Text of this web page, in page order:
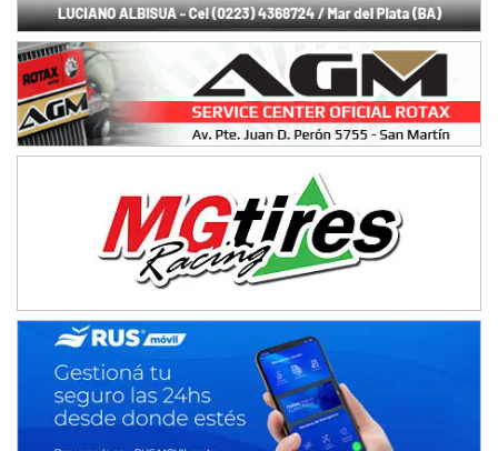
KDO - F6
Ciudad de Trenque Lauquen (Asfalto)
Trenque Lauquen (Buenos Aires)
ENTRERRIANO - F6 (POSTERGADA)
Parque de la Velocidad (Asfalto)
Villaguay (Entre Ríos)
El Cerro (Tierra)
Victoria (Entre Ríos)
PATAGONICO - F6
Moto Club Reginense (Tierra)
CSK - F7
Juventud Unida (Tierra)
Humboldt (Santa Fe)
NORESTE SANTAFESINO - F6